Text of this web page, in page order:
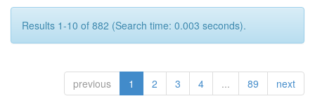
Results 1-10 of 882 (Search time: 0.003 seconds).
previous 1 2 3 4 ... 89 next